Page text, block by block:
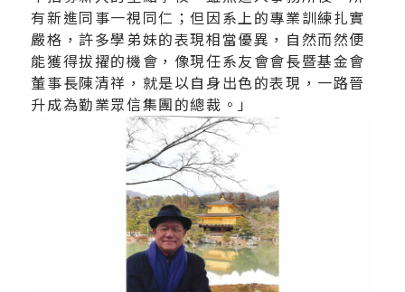
有新進同事一視同仁；但因系上的專業訓練扎實
嚴格，許多學弟妹的表現相當優異，自然而然便
能獲得拔擢的機會，像現任系友會會長暨基金會
董事長陳清祥，就是以自身出色的表現，一路晉
升成為勤業眾信集團的總裁。」